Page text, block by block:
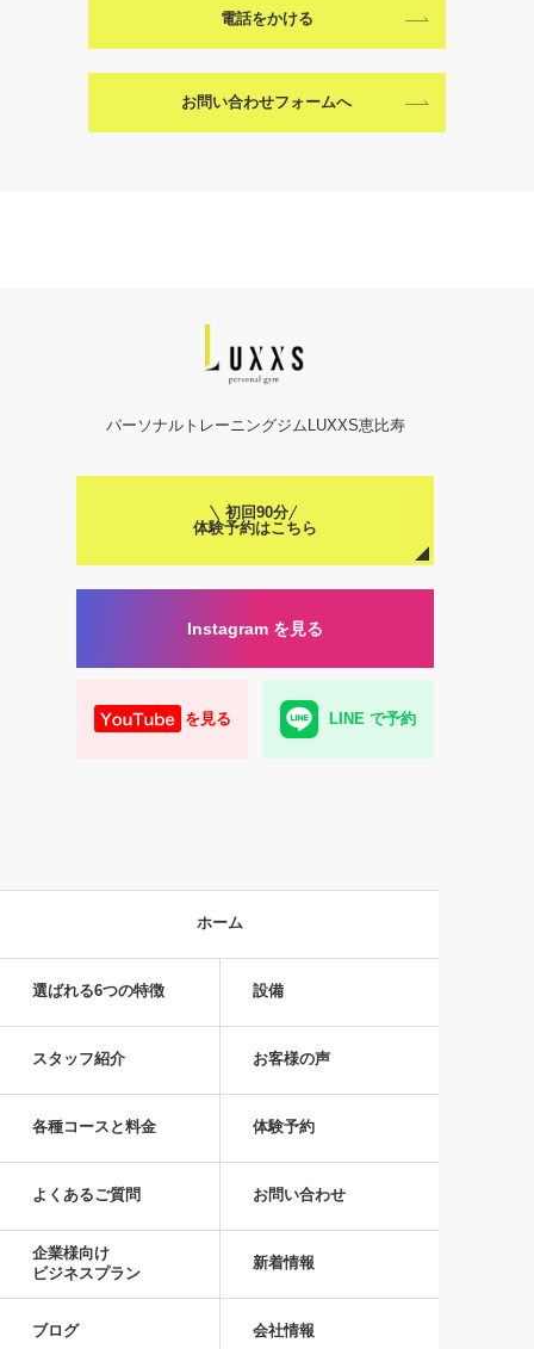
電話をかける
お問い合わせフォームへ
パーソナルトレーニングジムLUXXS恵比寿
初回90分
体験予約はこちら
Instagram を見る
を見る LINE で予約
ホーム
選ばれる6つの特徴 設備
スタッフ紹介 お客様の声
各種コースと料金 体験予約
よくあるご質問 お問い合わせ
企業様向け
ビジネスプラン
新着情報
ブログ 会社情報